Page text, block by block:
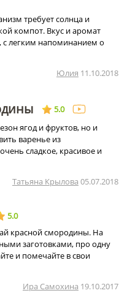
требует солнца и
компот. Вкус и аромат
с легким напоминанием о
Юлия 11.10.2018
5.0
ягод и фруктов, но и
варенье из
сладкое, красивое и
Татьяна Крылова 05.07.2018
5.0
красной смородины. На
заготовками, про одну
и помечайте в свои
Ира Cамохина 19.10.2017